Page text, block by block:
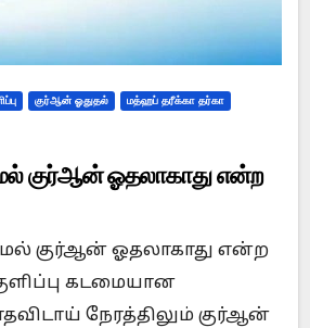
குர்ஆன் ஓதுதல் மத்ஹப் தரீக்கா தர்கா
குர்ஆன் ஓதலாகாது என்ற
குர்ஆன் ஓதலாகாது என்ற
கடமையான
நேரத்திலும் குர்ஆன்